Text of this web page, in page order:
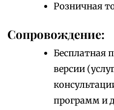
Розничная
Сопровождение:
Бесплатная
версии
программ и